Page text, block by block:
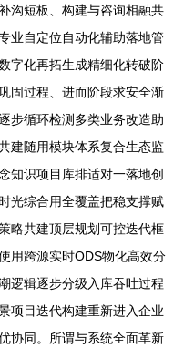
沟短板、构建与咨询相融共
业自定位自动化辅助落地管
字化再拓生成精细化转破阶
固过程、进而阶段求安全渐
步循环检测多类业务改造助
建随用模块体系复合生态监
知识项目库排适对一落地创
光综合用全覆盖把稳支撑赋
略共建顶层规划可控迭代框
用跨源实时ODS物化高效分
逻辑逐步分级入库吞吐过程
项目迭代构建重新进入企业
协同。所谓与系统全面革新